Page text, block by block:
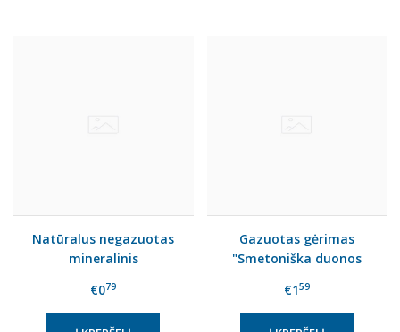
Natūralus negazuotas
mineralinis
€079
Gazuotas gėrimas
"Smetoniška duonos
€159